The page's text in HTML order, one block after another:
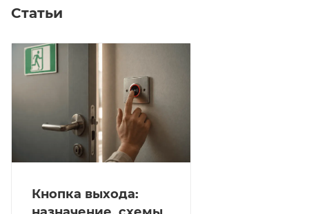
Статьи
Кнопка выхода: